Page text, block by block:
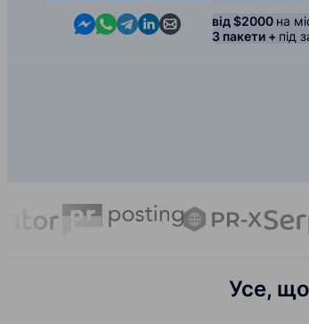
Contact us in Messenger
Contact us in WhatsApp
Contact us in Telegram
Contact us in Linkedin
Contact us by email
від $2000 на
3 пакети + під
Усе, що